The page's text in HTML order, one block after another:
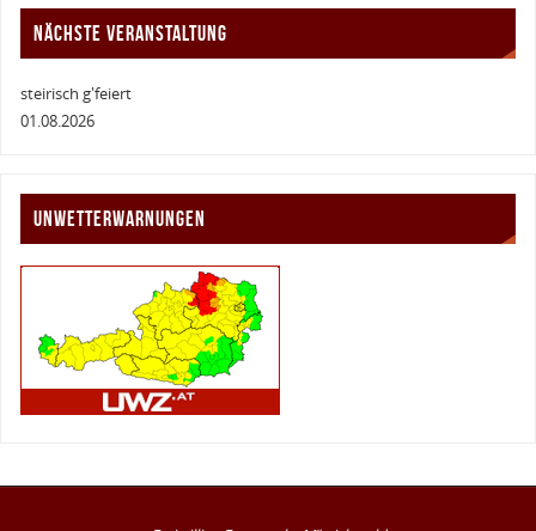
NÄCHSTE VERANSTALTUNG
steirisch g'feiert
01.08.2026
UNWETTERWARNUNGEN